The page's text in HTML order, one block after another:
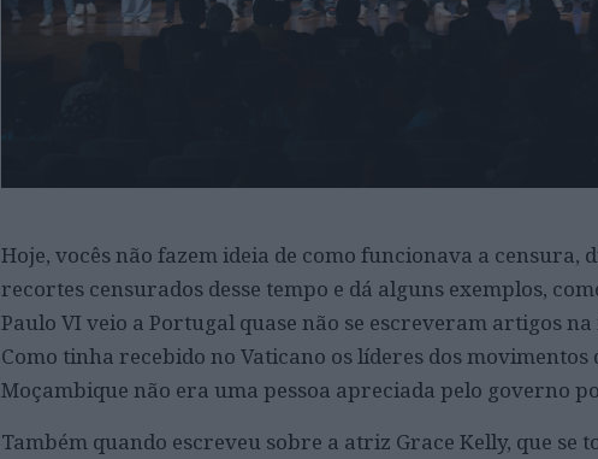
Hoje, vocês não fazem ideia de como funcionava a censura,
recortes censurados desse tempo e dá alguns exemplos,
Paulo VI veio a Portugal quase não se escreveram artigos
Como tinha recebido no Vaticano os líderes dos movimentos
Moçambique não era uma pessoa apreciada pelo governo
Também quando escreveu sobre a atriz Grace Kelly, que se